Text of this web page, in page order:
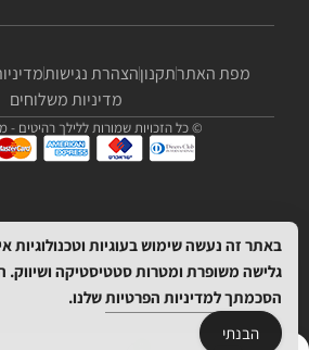
מפת האתרתקנוןהצהרת נגישות
מדיניות משלוחים
© כל הזכויות שמורות ללילך רהיטים -
באתר זה נעשה שימוש בעוגיות וטכנולוגיות
גלישה משופרת ומטרות סטטיסטיקה
הסכמתךלמדיניות הפרטיותשלנו.
הבנתי